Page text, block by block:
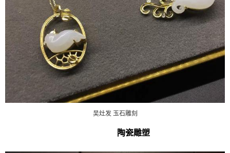
吴灶发 玉石雕刻
陶瓷雕塑